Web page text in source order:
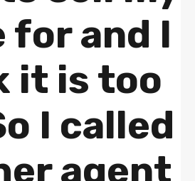
for and I
it is too
I called
agent